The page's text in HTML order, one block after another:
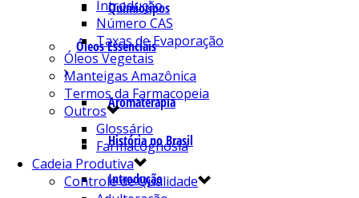
Quimiotipos
Óleos Essenciais
Aromaterapia
História no Brasil
Introdução
Introdução
Número CAS
Taxas de Evaporação
Óleos Vegetais
Manteigas Amazônica
Termos da Farmacopeia
Outros
Glossário
Farmacognosia
Cadeia Produtiva
Controle de Qualidade